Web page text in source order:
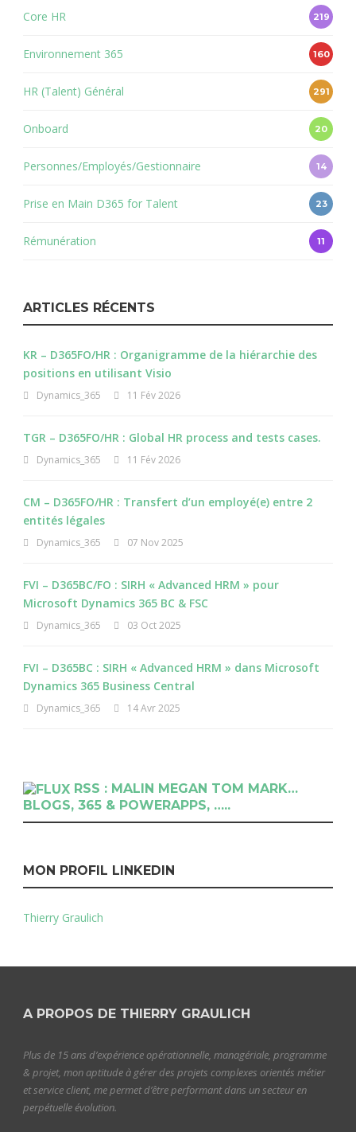
Core HR 219
Environnement 365 160
HR (Talent) Général 291
Onboard 20
Personnes/Employés/Gestionnaire 14
Prise en Main D365 for Talent 23
Rémunération 11
ARTICLES RÉCENTS
KR – D365FO/HR : Organigramme de la hiérarchie des
positions en utilisant Visio
Dynamics_365 11 Fév 2026
TGR – D365FO/HR : Global HR process and tests cases.
Dynamics_365 11 Fév 2026
CM – D365FO/HR : Transfert d’un employé(e) entre 2
entités légales
Dynamics_365 07 Nov 2025
FVI – D365BC/FO : SIRH « Advanced HRM » pour
Microsoft Dynamics 365 BC & FSC
Dynamics_365 03 Oct 2025
FVI – D365BC : SIRH « Advanced HRM » dans Microsoft
Dynamics 365 Business Central
Dynamics_365 14 Avr 2025
RSS : MALIN MEGAN TOM MARK…
BLOGS, 365 & POWERAPPS, …..
MON PROFIL LINKEDIN
Thierry Graulich
A PROPOS DE THIERRY GRAULICH
Plus de 15 ans d’expérience opérationnelle, managériale, programme
& projet, mon aptitude à gérer des projets complexes orientés métier
et service client, me permet d’être performant dans un secteur en
perpétuelle évolution.